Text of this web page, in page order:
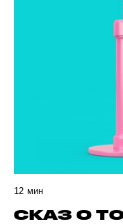
12 мин
СКАЗ О